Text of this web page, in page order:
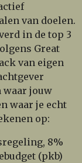
van doelen.
in de top 3
Great
van eigen
waar jouw
waar je echt
op:
8%
(pkb)